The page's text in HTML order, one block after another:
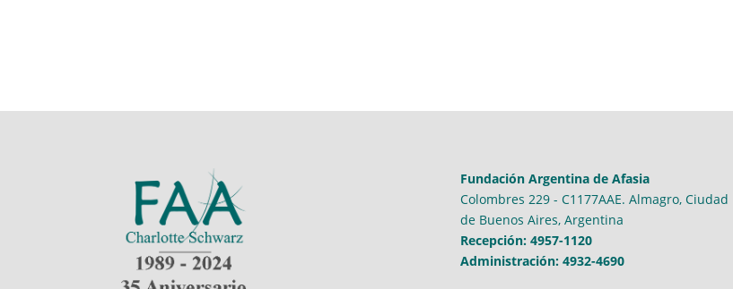
Fundación Argentina de Afasia
Colombres 229 - C1177AAE. Almagro, Ciudad
de Buenos Aires, Argentina
Recepción: 4957-1120
Administración: 4932-4690